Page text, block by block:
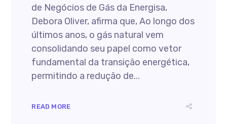
de Negócios de Gás da Energisa,
Debora Oliver, afirma que, Ao longo dos
últimos anos, o gás natural vem
consolidando seu papel como vetor
fundamental da transição energética,
permitindo a redução de...
READ MORE